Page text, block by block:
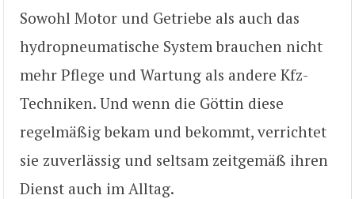
Sowohl Motor und Getriebe als auch das
hydropneumatische System brauchen nicht
mehr Pflege und Wartung als andere Kfz-
Techniken. Und wenn die Göttin diese
regelmäßig bekam und bekommt, verrichtet
sie zuverlässig und seltsam zeitgemäß ihren
Dienst auch im Alltag.